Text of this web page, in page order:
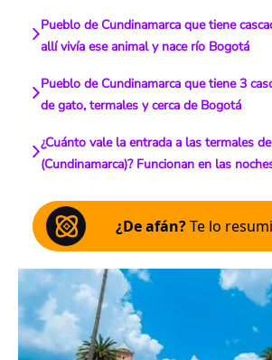
Pueblo de Cundinamarca que tiene
allí vivía ese animal y nace río Bogotá
Pueblo de Cundinamarca que tiene 3
de gato, termales y cerca de Bogotá
¿Cuánto vale la entrada a las termales
(Cundinamarca)? Funcionan en las
¿De afán?Te lo